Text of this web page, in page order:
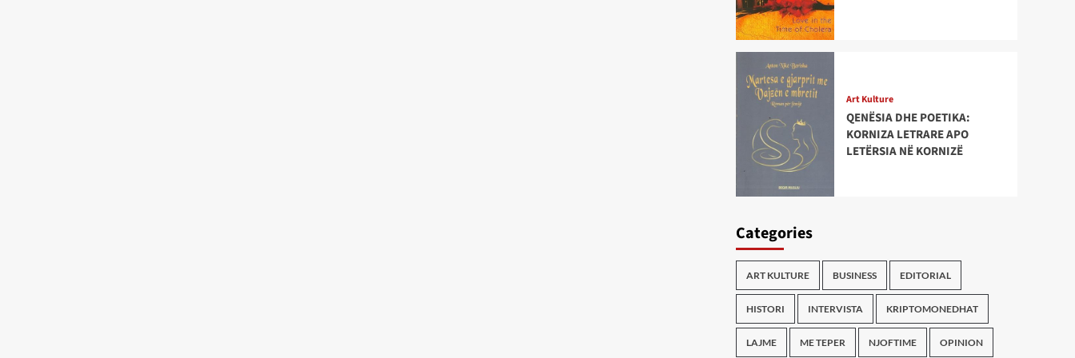
Art Kulture
QENËSIA DHE POETIKA:
KORNIZA LETRARE APO
LETËRSIA NË KORNIZË
Categories
ART KULTURE BUSINESS EDITORIAL
HISTORI INTERVISTA KRIPTOMONEDHAT
LAJME ME TEPER NJOFTIME OPINION